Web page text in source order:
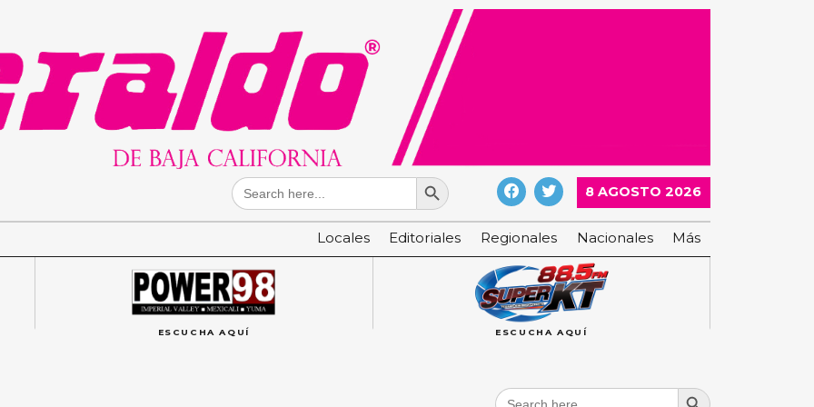
Search
for:
Search Button
8 AGOSTO 2026
Locales Editoriales Regionales Nacionales Más
ESCUCHA AQUÍ ESCUCHA AQUÍ
Search
Search Button